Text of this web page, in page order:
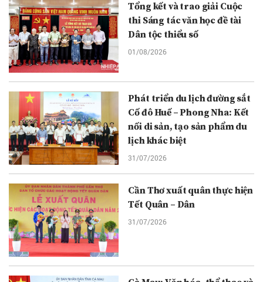
Tổng kết và trao giải Cuộc
thi Sáng tác văn học đề tài
Dân tộc thiểu số
01/08/2026
Phát triển du lịch đường sắt
Cố đô Huế – Phong Nha: Kết
nối di sản, tạo sản phẩm du
lịch khác biệt
31/07/2026
Cần Thơ xuất quân thực hiện
Tết Quân – Dân
31/07/2026